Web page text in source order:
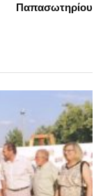
Παπασωτηρίου